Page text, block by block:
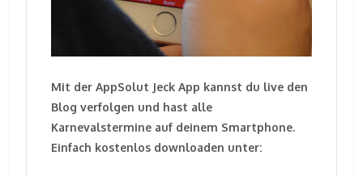
Mit der AppSolut Jeck App kannst du live den
Blog verfolgen und hast alle
Karnevalstermine auf deinem Smartphone.
Einfach kostenlos downloaden unter: